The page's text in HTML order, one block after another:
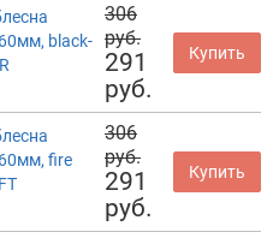
black-
306
руб.
291
руб.
Купить
fire
306
руб.
291
руб.
Купить